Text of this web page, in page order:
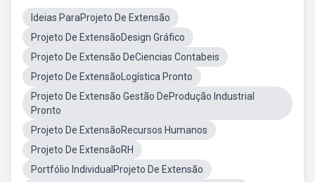
Ideias ParaProjeto De Extensão
Projeto De ExtensãoDesign Gráfico
Projeto De Extensão DeCiencias Contabeis
Projeto De ExtensãoLogística Pronto
Projeto De Extensão Gestão DeProdução Industrial
Pronto
Projeto De ExtensãoRecursos Humanos
Projeto De ExtensãoRH
Portfólio IndividualProjeto De Extensão